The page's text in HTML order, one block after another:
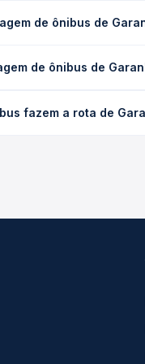
de ônibus de
Na Quero
de ônibus de
Na Quero Passagem
fazem a rota de